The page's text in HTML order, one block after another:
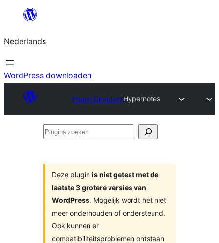
de
inhoud
Nederlands
WordPress downloaden
Plugin DirectoryHypernotes
Plugins
Deze plugin is niet getest met de
laatste 3 grotere versies van
WordPress. Mogelijk wordt het niet
meer onderhouden of ondersteund.
Ook kunnen er
compatibiliteitsproblemen ontstaan